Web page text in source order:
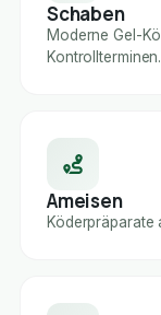
Schaben
Moderne Gel-
Kontrollterminen.
Ameisen